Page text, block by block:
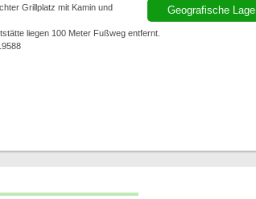
Geografische Lage
Grillplatz mit Kamin und
liegen 100 Meter Fußweg entfernt.